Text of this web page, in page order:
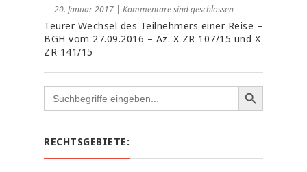
― 20. Januar 2017 | Kommentare sind geschlossen
Teurer Wechsel des Teilnehmers einer Reise –
BGH vom 27.09.2016 – Az. X ZR 107/15 und X
ZR 141/15
Search
for:
RECHTSGEBIETE: